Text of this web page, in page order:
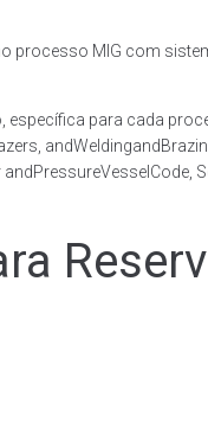
processo MIG com
para cada